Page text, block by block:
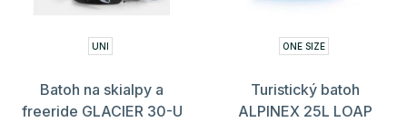
UNI
Batoh na skialpy a
freeride GLACIER 30-U
ONE SIZE
Turistický batoh
ALPINEX 25L LOAP